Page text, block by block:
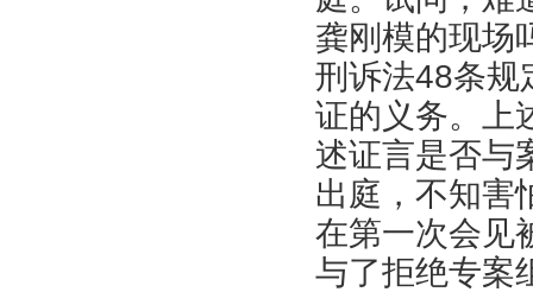
龚刚模的现场
刑诉法48条规
证的义务。上
述证言是否与
出庭，不知害
在第一次会见
与了拒绝专案